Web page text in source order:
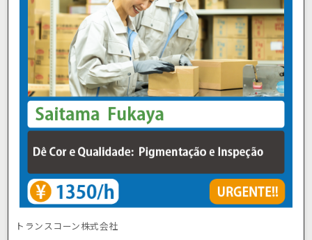
トランスコーン株式会社